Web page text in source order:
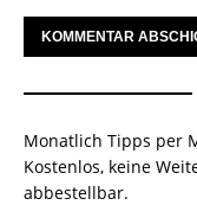
Monatlich Tipps per
Kostenlos, keine
abbestellbar.